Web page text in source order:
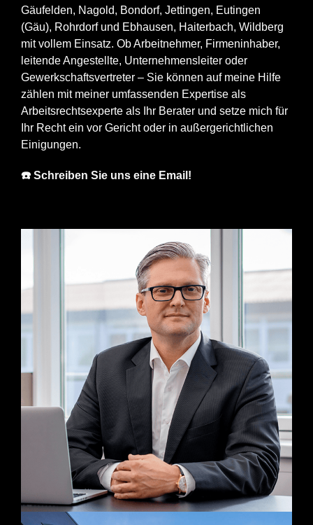
Gäufelden, Nagold, Bondorf, Jettingen, Eutingen
(Gäu), Rohrdorf und Ebhausen, Haiterbach, Wildberg
mit vollem Einsatz. Ob Arbeitnehmer, Firmeninhaber,
leitende Angestellte, Unternehmensleiter oder
Gewerkschaftsvertreter – Sie können auf meine Hilfe
zählen mit meiner umfassenden Expertise als
Arbeitsrechtsexperte als Ihr Berater und setze mich für
Ihr Recht ein vor Gericht oder in außergerichtlichen
Einigungen.
☎️ Schreiben Sie uns eine Email!